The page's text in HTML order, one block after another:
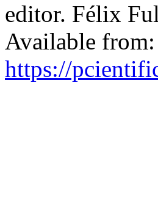
editor. Félix
Available from:
https://